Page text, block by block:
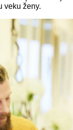
veku ženy.